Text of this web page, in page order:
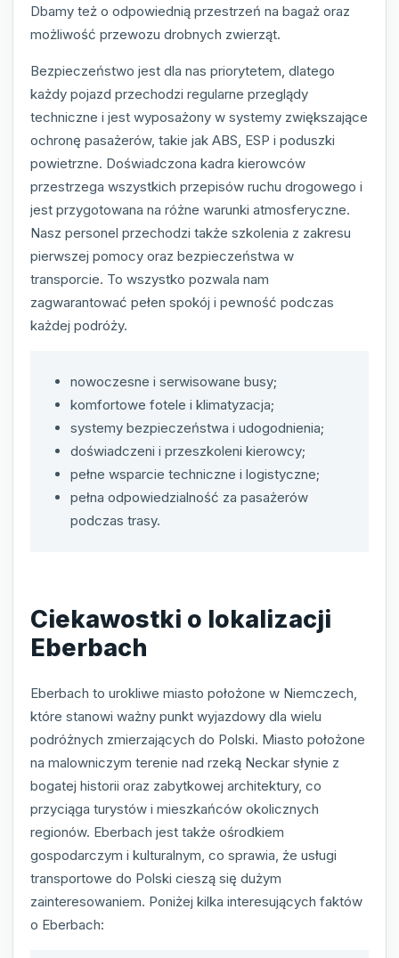
Dbamy też o odpowiednią przestrzeń na bagaż oraz
możliwość przewozu drobnych zwierząt.
Bezpieczeństwo jest dla nas priorytetem, dlatego
każdy pojazd przechodzi regularne przeglądy
techniczne i jest wyposażony w systemy zwiększające
ochronę pasażerów, takie jak ABS, ESP i poduszki
powietrzne. Doświadczona kadra kierowców
przestrzega wszystkich przepisów ruchu drogowego i
jest przygotowana na różne warunki atmosferyczne.
Nasz personel przechodzi także szkolenia z zakresu
pierwszej pomocy oraz bezpieczeństwa w
transporcie. To wszystko pozwala nam
zagwarantować pełen spokój i pewność podczas
każdej podróży.
nowoczesne i serwisowane busy;
komfortowe fotele i klimatyzacja;
systemy bezpieczeństwa i udogodnienia;
doświadczeni i przeszkoleni kierowcy;
pełne wsparcie techniczne i logistyczne;
pełna odpowiedzialność za pasażerów
podczas trasy.
Ciekawostki o lokalizacji
Eberbach
Eberbach to urokliwe miasto położone w Niemczech,
które stanowi ważny punkt wyjazdowy dla wielu
podróżnych zmierzających do Polski. Miasto położone
na malowniczym terenie nad rzeką Neckar słynie z
bogatej historii oraz zabytkowej architektury, co
przyciąga turystów i mieszkańców okolicznych
regionów. Eberbach jest także ośrodkiem
gospodarczym i kulturalnym, co sprawia, że usługi
transportowe do Polski cieszą się dużym
zainteresowaniem. Poniżej kilka interesujących faktów
o Eberbach: